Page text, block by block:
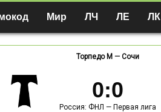
Мир ЛЧ ЛЕ ЛК
Торпедо М — Сочи
0:0
Россия: ФНЛ — Первая лига